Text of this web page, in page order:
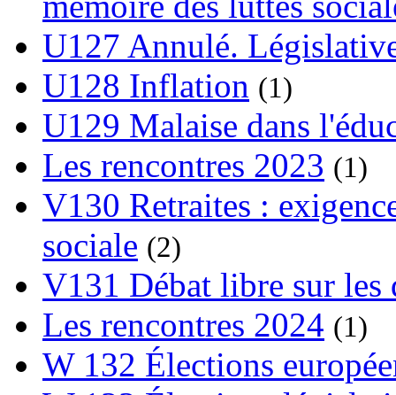
U127 Annulé.
U128 Inflation (1)
U129 Malaise dans
Les rencontres 2023 (1)
V130 Retraites :
sociale (2)
V131 Débat libre sur les
Les rencontres 2024 (1)
W 132 Élections